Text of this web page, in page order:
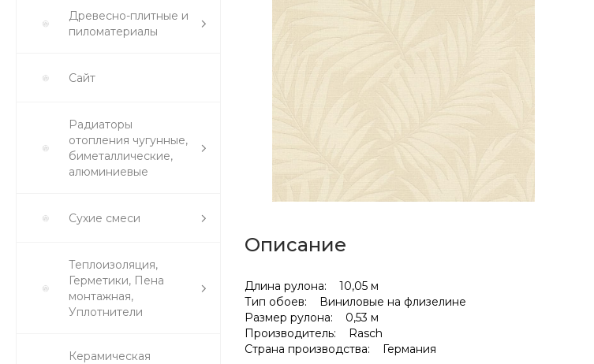
Древесно-плитные и
пиломатериалы
Сайт
Радиаторы
отопления чугунные,
биметаллические,
алюминиевые
Сухие смеси
Теплоизоляция,
Герметики, Пена
монтажная,
Уплотнители
Керамическая
Описание
Длина рулона: 10,05 м
Тип обоев: Виниловые на флизелине
Размер рулона: 0,53 м
Производитель: Rasch
Страна производства: Германия